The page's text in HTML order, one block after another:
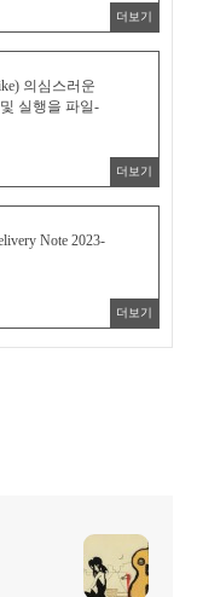
더보기
의심스러운
실행을 파일-
더보기
Note 2023-
더보기